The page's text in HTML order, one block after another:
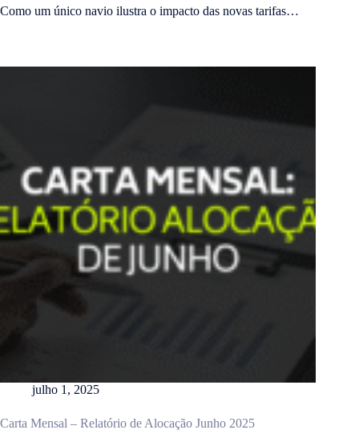
Como um único navio ilustra o impacto das novas tarifas…
julho 1, 2025
Carta Mensal – Relatório de Alocação Junho 2025